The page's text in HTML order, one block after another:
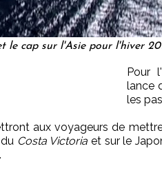
le cap sur l'Asie pour l'hiver
Pour
lance
les
aux voyageurs de
Costa Victoria et sur le
.